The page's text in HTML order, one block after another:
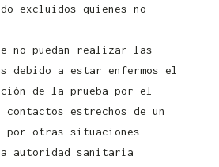
excluidos quienes no
no puedan realizar las
debido a estar enfermos el
de la prueba por el
contactos estrechos de un
por otras situaciones
autoridad sanitaria